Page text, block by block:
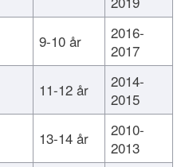
9-10 år
2016-
2017
11-12 år
2014-
2015
13-14 år
2010-
2013